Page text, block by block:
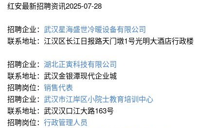
红安最新招聘资讯2025-07-28
招聘企业： 武汉星海盛世冷暖设备有限公司
联系地址：江汉区长江日报路天门墩1号光明大酒店行政楼
招聘企业： 湖北正寅科技有限公司
联系地址：武汉金银潭现代企业城
招聘岗位： 销售代表
招聘企业： 武汉市江岸区小院士教育培训中心
联系地址：武汉汉口江大路163号
招聘岗位： 行政管理人员